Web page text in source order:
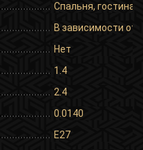
Спальня,
В зависимости от
Нет
1.4
2.4
0.0140
E27